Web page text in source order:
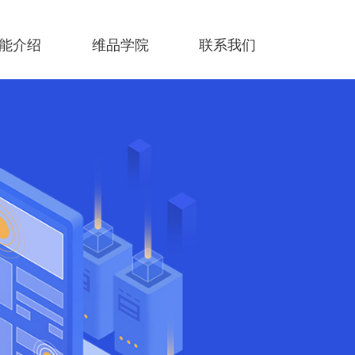
介绍 维品学院 联系我们